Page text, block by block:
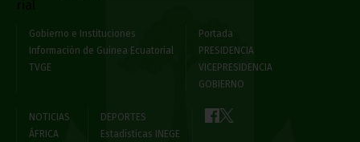
Gobierno e Instituciones
Información de Guinea Ecuatorial
TVGE
Portada
PRESIDENCIA
VICEPRESIDENCIA
GOBIERNO
NOTICIAS
ÁFRICA
DEPORTES
Estadísticas INEGE